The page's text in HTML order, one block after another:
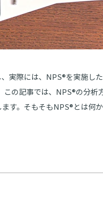
実際には、NPS®︎を実施し
の記事では、NPS®︎の分析
す。そもそもNPS®︎とは何